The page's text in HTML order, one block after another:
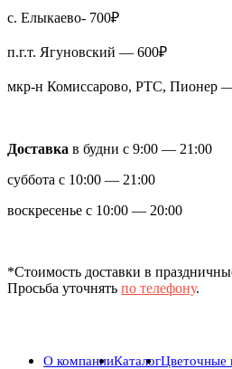
с. Елыкаево- 700₽
п.г.т. Ягуновский — 600₽
мкр-н Комиссарово, РТС, Пионер
Доставка в будни с 9:00 — 21:00
суббота с 10:00 — 21:00
воскресенье с 10:00 — 20:00
*Стоимость доставки в
Просьба уточнять по телефону.
О компанииКаталогЦветочные